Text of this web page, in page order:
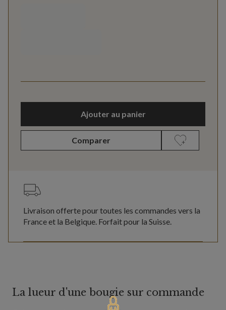
Ajouter au panier
Comparer
Livraison offerte pour toutes les commandes vers la
France et la Belgique. Forfait pour la Suisse.
La lueur d'une bougie sur commande